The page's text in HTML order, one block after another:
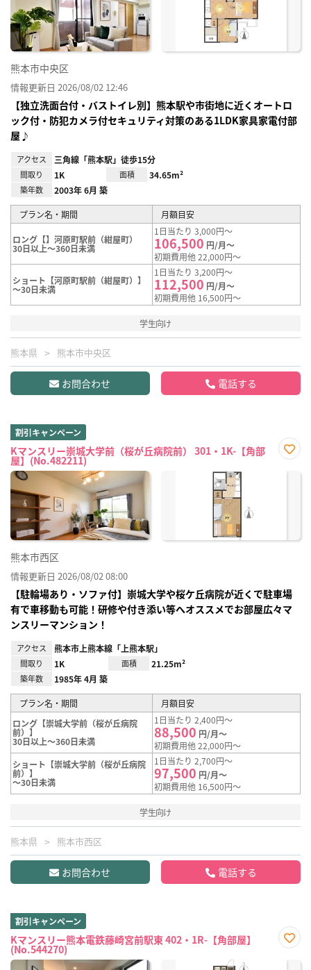
熊本市中央区
情報更新日 2026/08/02 12:46
【独立洗面台付・バストイレ別】熊本駅や市街地に近くオートロ
ック付・防犯カメラ付セキュリティ対策のある1LDK家具家電付部
屋♪
アクセス 三角線「熊本駅」徒歩15分
間取り 1K 面積 34.65m²
築年数 2003年 6月 築
プラン名・期間 月額目安
ロング【】河原町駅前（紺屋町）
30日以上～360日未満
1日当たり 3,000円～
106,500 円/月～
初期費用他 22,000円～
ショート【河原町駅前（紺屋町）】
～30日未満
1日当たり 3,200円～
112,500 円/月～
初期費用他 16,500円～
学生向け
熊本県 熊本市中央区
お問合わせ 電話する
割引キャンペーン
Kマンスリー崇城大学前（桜が丘病院前） 301・1K-【角部
屋】(No.482211)
に入
熊本市西区
情報更新日 2026/08/02 08:00
【駐輪場あり・ソファ付】崇城大学や桜ケ丘病院が近くで駐車場
有で車移動も可能！研修や付き添い等へオススメでお部屋広々マ
ンスリーマンション！
アクセス 熊本市上熊本線「上熊本駅」
間取り 1K 面積 21.25m²
築年数 1985年 4月 築
プラン名・期間
月額目安
ロング【崇城大学前（桜が丘病院
前）】
30日以上～360日未満
1日当たり 2,400円～
88,500 円/月～
初期費用他 22,000円～
ショート【崇城大学前（桜が丘病院
前）】
～30日未満
1日当たり 2,700円～
97,500 円/月～
初期費用他 16,500円～
学生向け
熊本県 熊本市西区
お問合わせ 電話する
割引キャンペーン
Kマンスリー熊本電鉄藤崎宮前駅東 402・1R-【角部屋】
(No.544270)
に入